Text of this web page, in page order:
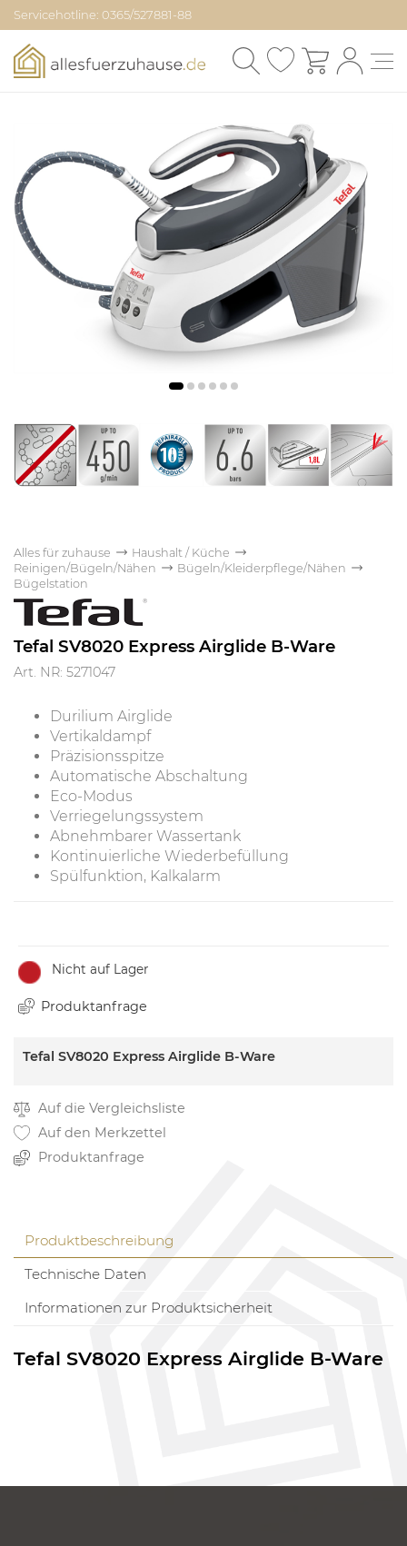
Servicehotline: 0365/527881-88
Alles für zuhause
Haushalt / Küche
Reinigen/Bügeln/Nähen
Bügeln/Kleiderpflege/Nähen
Bügelstation
Tefal SV8020 Express Airglide B-Ware
Art. NR: 5271047
Durilium Airglide
Vertikaldampf
Präzisionsspitze
Automatische Abschaltung
Eco-Modus
Verriegelungssystem
Abnehmbarer Wassertank
Kontinuierliche Wiederbefüllung
Spülfunktion, Kalkalarm
Nicht auf Lager
Produktanfrage
Tefal SV8020 Express Airglide B-Ware
Auf die Vergleichsliste
Auf den Merkzettel
Produktanfrage
Produktbeschreibung
Technische Daten
Informationen zur Produktsicherheit
Tefal SV8020 Express Airglide B-Ware